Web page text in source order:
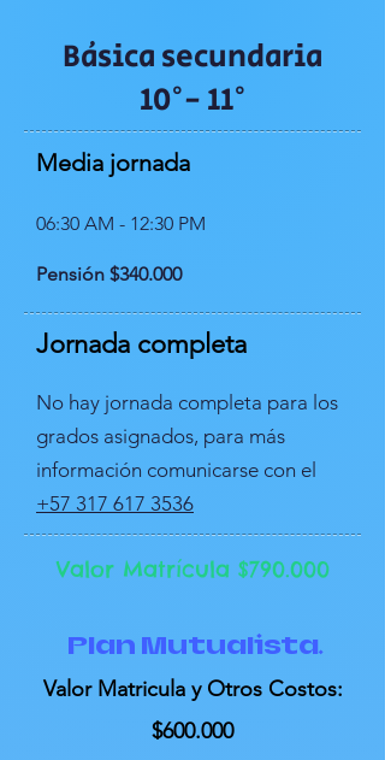
Básica secundaria
10°- 11°
Media jornada
06:30 AM - 12:30 PM
Pensión $340.000
Jornada completa
No hay jornada completa para los
grados asignados, para más
información comunicarse con el
+57 317 617 3536
Valor Matrícula $790.000
Plan Mutualista.
Valor Matricula y Otros Costos:
$600.000